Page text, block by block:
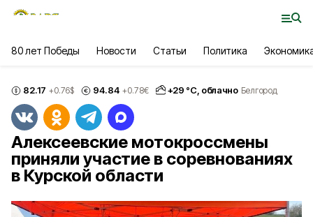
80 лет Победы Новости Статьи Политика
82.17 +0.76$ 94.84 +0.78€ +29 °С, облачно Белгород
Алексеевские мотокроссмены
приняли участие в соревнованиях
в Курской области